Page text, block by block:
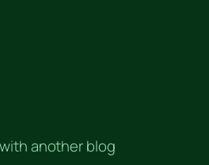
another blog